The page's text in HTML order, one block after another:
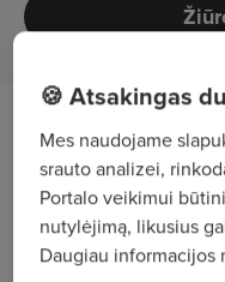
Tavęs laukia
prekių
užsakymų
🍪 Atsakingas
Mes naudojame
srauto analizei,
Portalo veikimui
nutylėjimą, likusius
Daugiau informacijos